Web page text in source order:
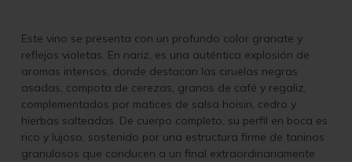
Este vino se presenta con un profundo color granate y
reflejos violetas. En nariz, es una auténtica explosión de
aromas intensos, donde destacan las ciruelas negras
asadas, compota de cerezas, granos de café y regaliz,
complementados por matices de salsa hoisin, cedro y
hierbas salteadas. De cuerpo completo, su perfil en boca es
rico y lujoso, sostenido por una estructura firme de taninos
granulosos que conducen a un final extraordinariamente